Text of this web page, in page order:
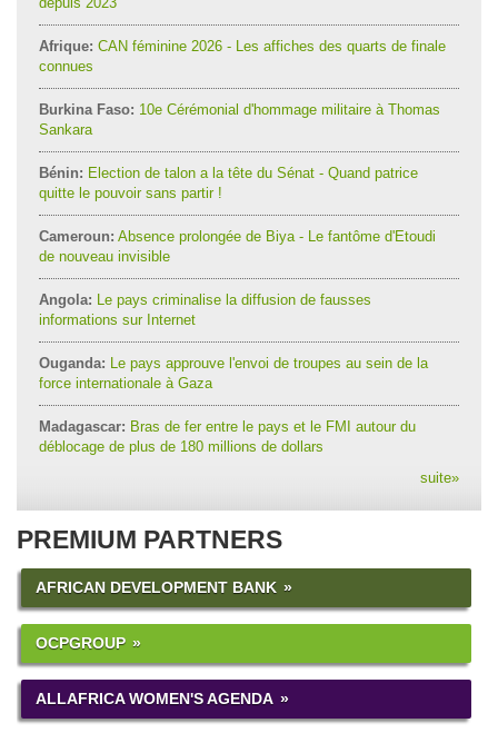
Afrique: CAN féminine 2026 - Les affiches des quarts de finale
connues
Burkina Faso: 10e Cérémonial d'hommage militaire à Thomas
Sankara
Bénin: Election de talon a la tête du Sénat - Quand patrice
quitte le pouvoir sans partir !
Cameroun: Absence prolongée de Biya - Le fantôme d'Etoudi
de nouveau invisible
Angola: Le pays criminalise la diffusion de fausses
informations sur Internet
Ouganda: Le pays approuve l'envoi de troupes au sein de la
force internationale à Gaza
Madagascar: Bras de fer entre le pays et le FMI autour du
déblocage de plus de 180 millions de dollars
suite»
PREMIUM PARTNERS
AFRICAN DEVELOPMENT BANK
OCPGROUP
ALLAFRICA WOMEN'S AGENDA